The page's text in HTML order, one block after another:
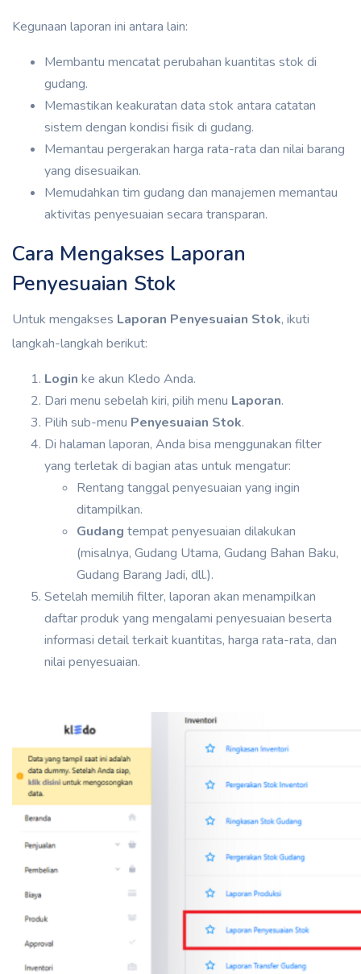
Kegunaan laporan ini antara lain:
Membantu mencatat perubahan kuantitas stok di
gudang.
Memastikan keakuratan data stok antara catatan
sistem dengan kondisi fisik di gudang.
Memantau pergerakan harga rata-rata dan nilai barang
yang disesuaikan.
Memudahkan tim gudang dan manajemen memantau
aktivitas penyesuaian secara transparan.
Cara Mengakses Laporan
Penyesuaian Stok
Untuk mengakses Laporan Penyesuaian Stok, ikuti
langkah-langkah berikut:
Login ke akun Kledo Anda.
Dari menu sebelah kiri, pilih menu Laporan.
Pilih sub-menu Penyesuaian Stok.
Di halaman laporan, Anda bisa menggunakan filter
yang terletak di bagian atas untuk mengatur:
Rentang tanggal penyesuaian yang ingin
ditampilkan.
Gudang tempat penyesuaian dilakukan
(misalnya, Gudang Utama, Gudang Bahan Baku,
Gudang Barang Jadi, dll.).
Setelah memilih filter, laporan akan menampilkan
daftar produk yang mengalami penyesuaian beserta
informasi detail terkait kuantitas, harga rata-rata, dan
nilai penyesuaian.